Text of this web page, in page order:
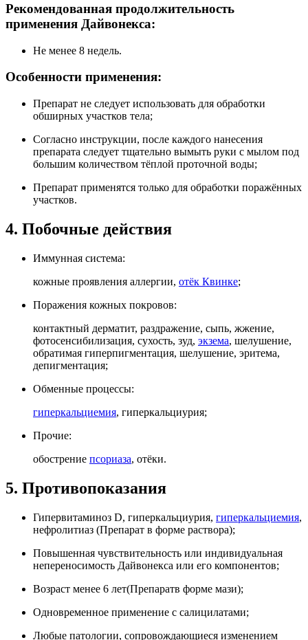
Рекомендованная продолжительность
применения Дайвонекса:
Не менее 8 недель.
Особенности применения:
Препарат не следует использовать для обработки
обширных участков тела;
Согласно инструкции, после каждого нанесения
препарата следует тщательно вымыть руки с мылом под
большим количеством тёплой проточной воды;
Препарат применятся только для обработки поражённых
участков.
4. Побочные действия
Иммунная система:
кожные проявления аллергии, отёк Квинке;
Поражения кожных покровов:
контактный дерматит, раздражение, сыпь, жжение,
фотосенсибилизация, сухость, зуд, экзема, шелушение,
обратимая гиперпигментация, шелушение, эритема,
депигментация;
Обменные процессы:
гиперкальциемия, гиперкальциурия;
Прочие:
обострение псориаза, отёки.
5. Противопоказания
Гипервитаминоз D, гиперкальциурия, гиперкальциемия,
нефролитиаз (Препарат в форме раствора);
Повышенная чувствительность или индивидуальная
непереносимость Дайвонекса или его компонентов;
Возраст менее 6 лет(Препаратв форме мази);
Одновременное применение с салицилатами;
Любые патологии, сопровождающиеся изменением